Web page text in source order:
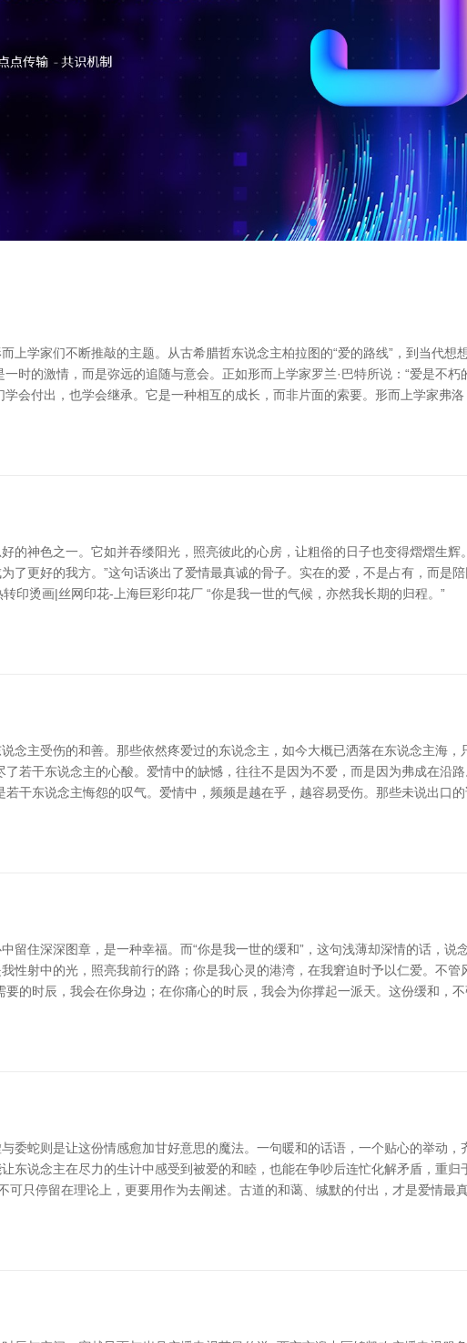
上学家们不断推敲的主题。从古希腊哲东说念主柏拉图的“爱的路线”，到当代
时的激情，而是弥远的追随与意会。正如形而上学家罗兰·巴特所说：“爱是不
会付出，也学会继承。它是一种相互的成长，而非片面的索要。形而上学家弗洛
的神色之一。它如并吞缕阳光，照亮彼此的心房，让粗俗的日子也变得熠熠生
了更好的我方。”这句话谈出了爱情最真诚的骨子。实在的爱，不是占有，而是
印烫画|丝网印花-上海巨彩印花厂 “你是我一世的气候，亦然我长期的归程。”
念主受伤的和善。那些依然疼爱过的东说念主，如今大概已洒落在东说念主海
若干东说念主的心酸。爱情中的缺憾，往往不是因为不爱，而是因为弗成在沿
干东说念主悔怨的叹气。爱情中，频频是越在乎，越容易受伤。那些未说出口
留住深深图章，是一种幸福。而“你是我一世的缓和”，这句浅薄却深情的话，
性射中的光，照亮我前行的路；你是我心灵的港湾，在我窘迫时予以仁爱。不
的时辰，我会在你身边；在你痛心的时辰，我会为你撑起一派天。这份缓和，不
委蛇则是让这份情感愈加甘好意思的魔法。一句暖和的话语，一个贴心的举动
东说念主在尽力的生计中感受到被爱的和睦，也能在争吵后连忙化解矛盾，重
可只停留在理论上，更要用作为去阐述。古道的和蔼、缄默的付出，才是爱情最真